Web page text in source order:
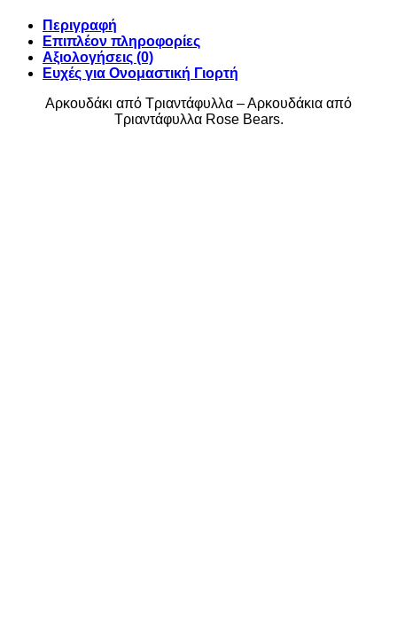
Περιγραφή
Επιπλέον πληροφορίες
Αξιολογήσεις (0)
Ευχές για Ονομαστική Γιορτή
Αρκουδάκι από Τριαντάφυλλα – Αρκουδάκια από
Τριαντάφυλλα Rose Bears.